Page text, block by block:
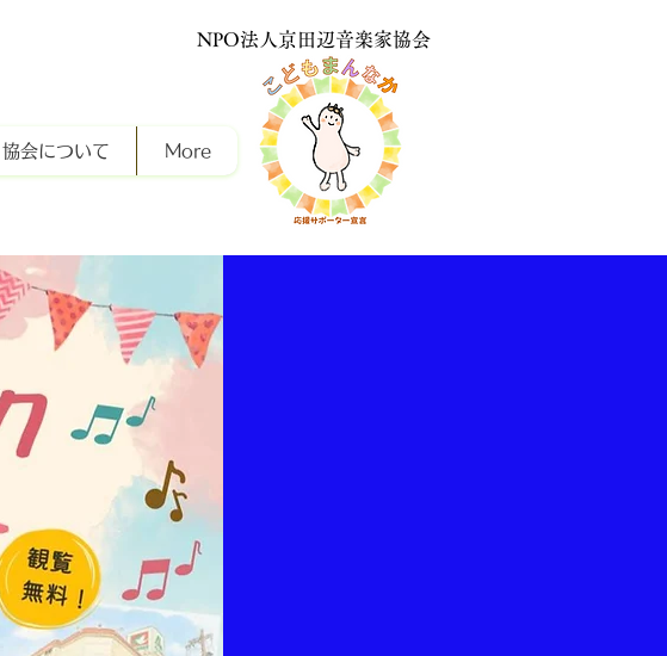
協会について More
NPO法人京田辺音楽家協会